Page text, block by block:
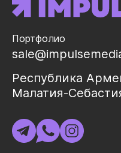
Портфолио
Республика
Малатия-